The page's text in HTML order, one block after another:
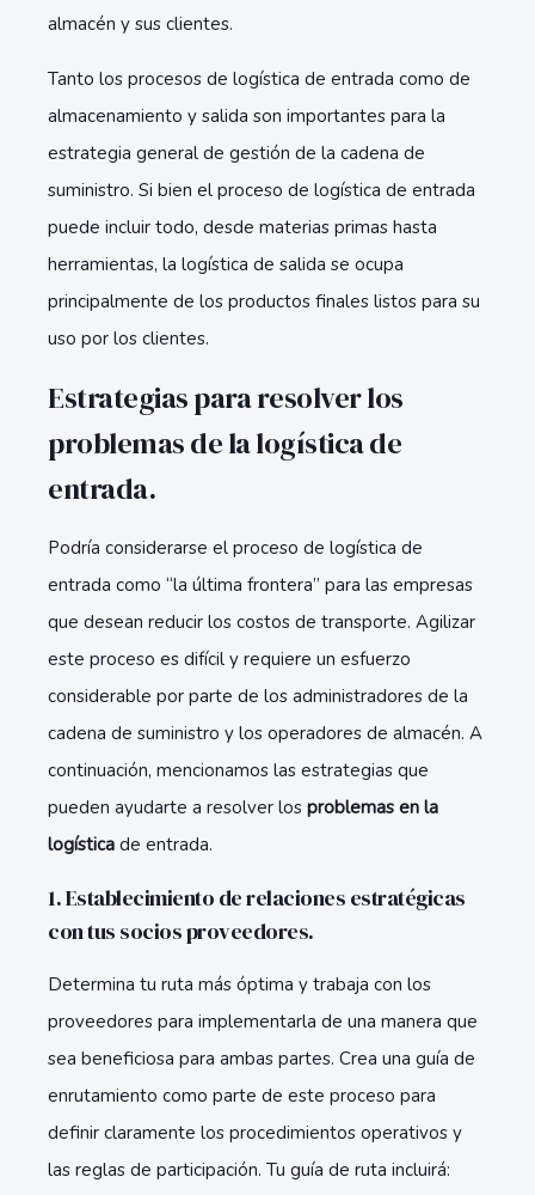
almacén y sus clientes.
Tanto los procesos de logística de entrada como de
almacenamiento y salida son importantes para la
estrategia general de gestión de la cadena de
suministro. Si bien el proceso de logística de entrada
puede incluir todo, desde materias primas hasta
herramientas, la logística de salida se ocupa
principalmente de los productos finales listos para su
uso por los clientes.
Estrategias para resolver los
problemas de la logística de
entrada.
Podría considerarse el proceso de logística de
entrada como “la última frontera” para las empresas
que desean reducir los costos de transporte. Agilizar
este proceso es difícil y requiere un esfuerzo
considerable por parte de los administradores de la
cadena de suministro y los operadores de almacén. A
continuación, mencionamos las estrategias que
pueden ayudarte a resolver los problemas en la
logística de entrada.
1. Establecimiento de relaciones estratégicas
con tus socios proveedores.
Determina tu ruta más óptima y trabaja con los
proveedores para implementarla de una manera que
sea beneficiosa para ambas partes. Crea una guía de
enrutamiento como parte de este proceso para
definir claramente los procedimientos operativos y
las reglas de participación. Tu guía de ruta incluirá: